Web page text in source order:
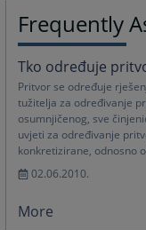
Frequently
Tko određuje
Pritvor se određuje
tužitelja za određivanje
osumnjičenog, sve
uvjeti za određivanje
konkretizirane, odnosno
02.06.2010.
More